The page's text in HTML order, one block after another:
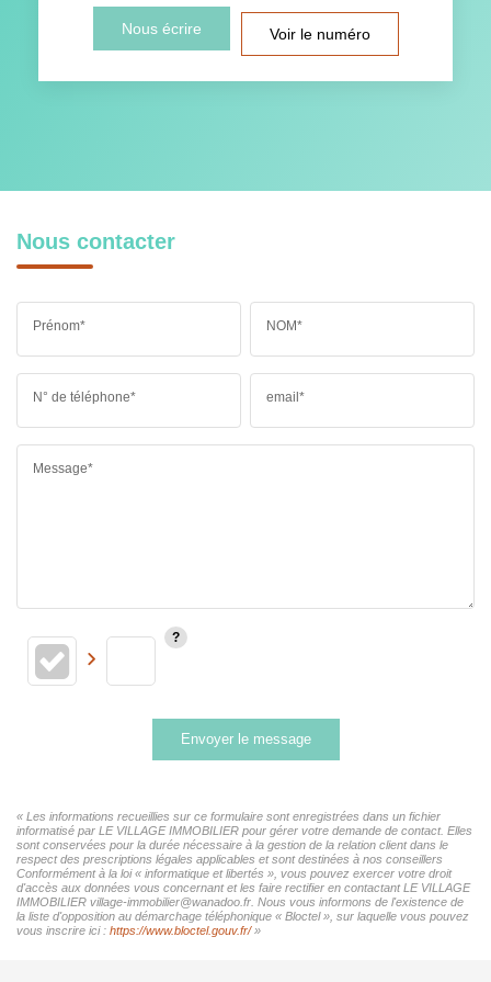
Nous écrire Voir le numéro
Nous contacter
Prénom* NOM*
N° de téléphone* email*
Message*
Envoyer le message
« Les informations recueillies sur ce formulaire sont enregistrées dans un fichier
informatisé par LE VILLAGE IMMOBILIER pour gérer votre demande de contact. Elles
sont conservées pour la durée nécessaire à la gestion de la relation client dans le
respect des prescriptions légales applicables et sont destinées à nos conseillers
Conformément à la loi « informatique et libertés », vous pouvez exercer votre droit
d'accès aux données vous concernant et les faire rectifier en contactant LE VILLAGE
IMMOBILIER village-immobilier@wanadoo.fr. Nous vous informons de l'existence de
la liste d'opposition au démarchage téléphonique « Bloctel », sur laquelle vous pouvez
vous inscrire ici : https://www.bloctel.gouv.fr/»